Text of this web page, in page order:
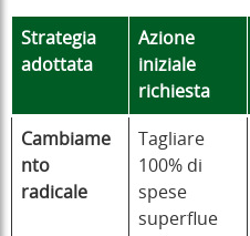
Strategia
adottata
Azione
iniziale
richiesta
Cambiame
nto
radicale
Tagliare
100% di
spese
superflue